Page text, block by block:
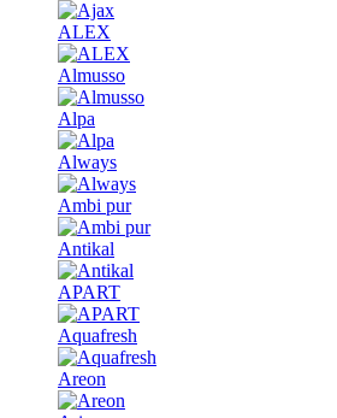
ALEX
Almusso
Alpa
Always
Ambi pur
Antikal
APART
Aquafresh
Areon